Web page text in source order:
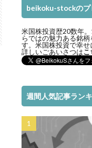
beikoku-stockのプ
米国株投資歴20数年
らではの魅力ある銘
す。米国株投資で幸せ
詳しいごあいさつはこ
週間人気記事ラン